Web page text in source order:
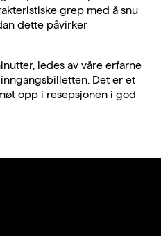
grep med å snu
dette påvirker
ledes av våre erfarne
Det er et
opp i resepsjonen i god